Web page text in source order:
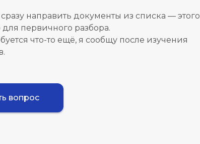
направить документы из списка — этого
для первичного разбора.
что-то ещё, я сообщу после изучения
вопрос